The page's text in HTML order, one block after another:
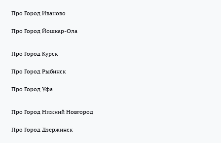
Про Город Иваново
Про Город Йошкар-Ола
Про Город Курск
Про Город Рыбинск
Про Город Уфа
Про Город Нижний Новгород
Про Город Дзержинск